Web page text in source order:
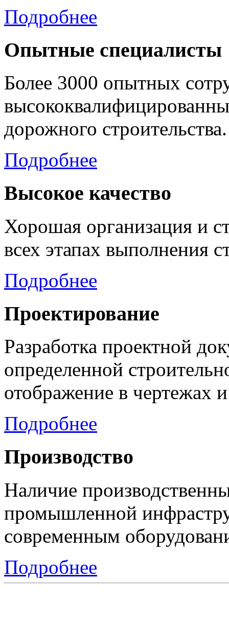
Подробнее
Опытные специалисты
Более 3000 опытных
дорожного строительства.
Подробнее
Высокое качество
Хорошая организация и
всех этапах выполнения
Подробнее
Проектирование
Разработка проектной
определенной
отображение в чертежах
Подробнее
Производство
Наличие
промышленной
современным
Подробнее